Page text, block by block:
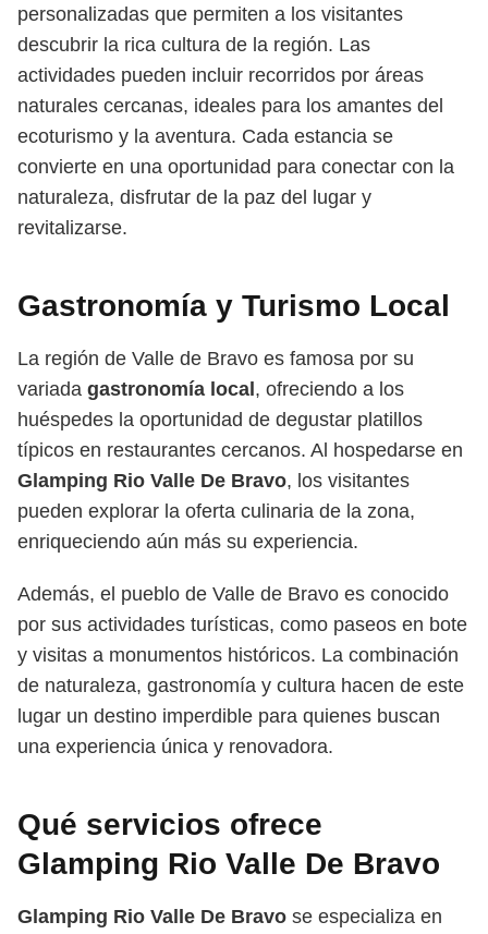
personalizadas que permiten a los visitantes
descubrir la rica cultura de la región. Las
actividades pueden incluir recorridos por áreas
naturales cercanas, ideales para los amantes del
ecoturismo y la aventura. Cada estancia se
convierte en una oportunidad para conectar con la
naturaleza, disfrutar de la paz del lugar y
revitalizarse.
Gastronomía y Turismo Local
La región de Valle de Bravo es famosa por su
variada gastronomía local, ofreciendo a los
huéspedes la oportunidad de degustar platillos
típicos en restaurantes cercanos. Al hospedarse en
Glamping Rio Valle De Bravo, los visitantes
pueden explorar la oferta culinaria de la zona,
enriqueciendo aún más su experiencia.
Además, el pueblo de Valle de Bravo es conocido
por sus actividades turísticas, como paseos en bote
y visitas a monumentos históricos. La combinación
de naturaleza, gastronomía y cultura hacen de este
lugar un destino imperdible para quienes buscan
una experiencia única y renovadora.
Qué servicios ofrece
Glamping Rio Valle De Bravo
Glamping Rio Valle De Bravo se especializa en